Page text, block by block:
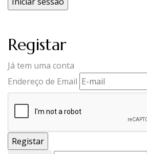
Registar
Já tem uma conta
Endereço de Email